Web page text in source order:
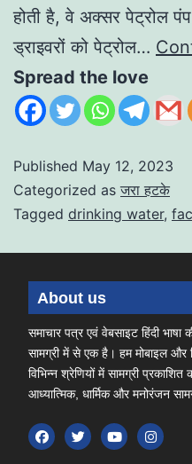
होती है, वे अक्सर पेट्रोल
ड्राइवरों को पेट्रोल…
Spread the love
Published May 12, 2023
Categorized as जरा हटके
Tagged drinking water,
About us
समाचार पत्र एवं वेबसाइट हिंदी
सामग्री में से एक है। हम मोबाइल
विभिन्न श्रेणियों में सामग्री
आध्यात्मिक, धार्मिक और मनोरंजन